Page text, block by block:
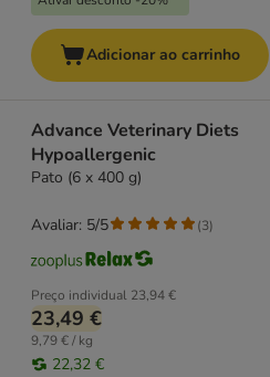
Adicionar ao carrinho
Advance Veterinary Diets
Hypoallergenic
Pato (6 x 400 g)
Preço individual 23,94 €
23,49 €
9,79 € / kg
22,32 €
Avaliar: 5/5 (3)